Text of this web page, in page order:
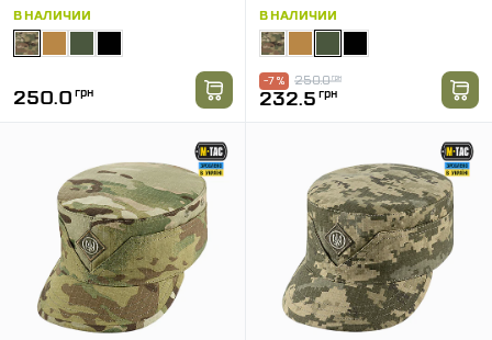
В НАЛИЧИИ
250.0 грн
В НАЛИЧИИ
250.0грн
-7 %
232.5 грн